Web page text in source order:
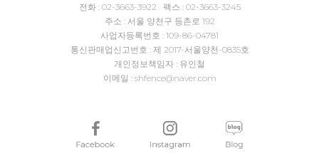
전화 : 02-3663-3922 팩스 : 02-3663-3245
주소 : 서울 양천구 등촌로 192
사업자등록번호 : 109-86-04781
통신판매업신고번호 : 제 2017-서울양천-0835호
개인정보책임자 : 유인철
이메일 : shfence@naver.com